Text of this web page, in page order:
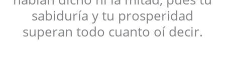
sabiduría y tu prosperidad
superan todo cuanto oí decir.